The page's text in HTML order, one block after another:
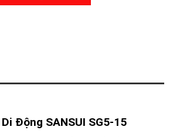
Động SANSUI SG5-15